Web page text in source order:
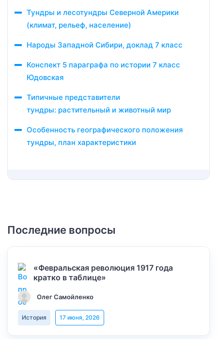
Тундры и лесотундры Северной Америки
(климат, рельеф, население)
Народы Западной Сибири, доклад 7 класс
Конспект 5 параграфа по истории 7 класс
Юдовская
Типичные представители
тундры: растительный и животный мир
Особенность географического положения
тундры, план характеристики
Последние вопросы
«Февральская революция 1917 года
кратко в таблице»
Олег Самойленко
История 17 июня, 2026